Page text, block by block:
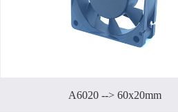
A6020 --> 60x20mm